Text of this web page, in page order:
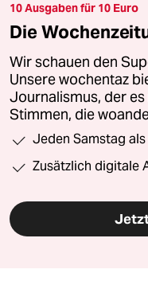
10 Ausgaben für 10 Euro
Die
Wir schauen den
Unsere wochentaz
Journalismus, der
Stimmen, die
Jeden Samstag
Zusätzlich digitale